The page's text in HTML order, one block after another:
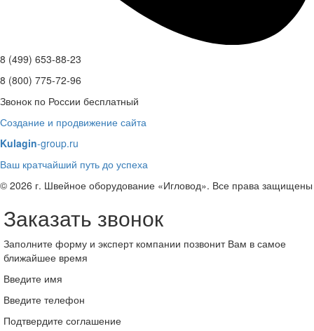
8 (499) 653-88-23
8 (800) 775-72-96
Звонок по России бесплатный
Создание и продвижение сайта
Kulagin-group.ru
Ваш кратчайший путь до успеха
© 2026 г. Швейное оборудование «Игловод». Все права защищены
Заказать звонок
Заполните форму и эксперт компании позвонит Вам в самое
ближайшее время
Введите имя
Введите телефон
Подтвердите соглашение